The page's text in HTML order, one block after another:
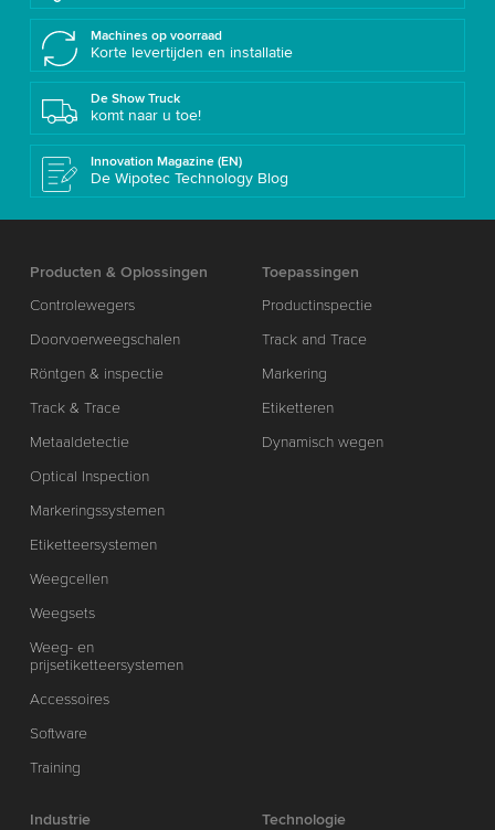
Machines op voorraad
Korte levertijden en installatie
De Show Truck
komt naar u toe!
Innovation Magazine (EN)
De Wipotec Technology Blog
Producten & Oplossingen
Controlewegers
Doorvoerweegschalen
Röntgen & inspectie
Track & Trace
Metaaldetectie
Optical Inspection
Markeringssystemen
Etiketteersystemen
Weegcellen
Weegsets
Weeg- en
prijsetiketteersystemen
Accessoires
Software
Training
Toepassingen
Productinspectie
Track and Trace
Markering
Etiketteren
Dynamisch wegen
Industrie
Technologie